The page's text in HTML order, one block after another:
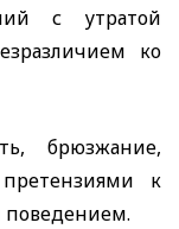
с утратой
ко
брюзжание,
претензиями к